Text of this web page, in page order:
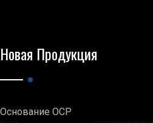
Новая Продукция
Основание ОСР